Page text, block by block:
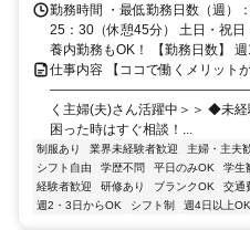
がございます
勤務時間 ・最低勤務日数（週）
25：30（休憩45分） 土日・祝
養内勤務もOK！ 【勤務日数】
仕事内容 【ココで働くメリット
――――――――――――――――――
く主婦(夫)さん活躍中＞＞ ◆未
困った時はすぐ相談！...
制服あり 業界未経験者歓迎 主婦・主夫
シフト自由
学歴不問 平日のみOK 学生
経験者歓迎
研修あり ブランクOK 交通
週2・3日からOK
シフト制 週4日以上OK